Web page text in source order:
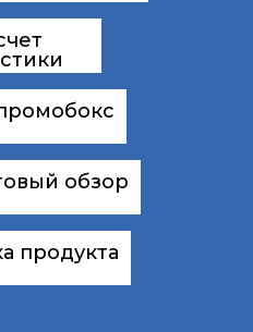
обзор
продукта